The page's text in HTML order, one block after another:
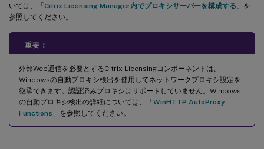
いては、「Citrix Licensing Manager内でプロキシサーバーを構成する 」を
参照してください。
重要：
外部Web通信を必要とするCitrix Licensingコンポーネントは、
Windowsの自動プロキシ検出を使用してネットワークプロキシ設定を
継承できます。認証済みプロキシはサポートしていません。Windows
の自動プロキシ検出の詳細については、「WinHTTP AutoProxy
Functions 」を参照してください。